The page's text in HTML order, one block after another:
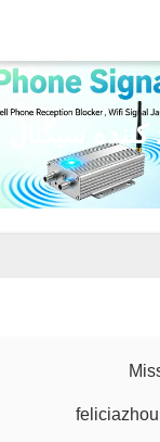
سیگنال